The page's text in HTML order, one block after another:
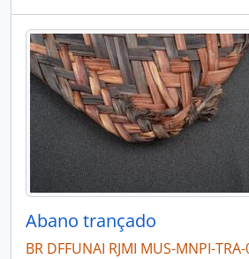
Abano trançado
BR DFFUNAI RJMI MUS-MNPI-